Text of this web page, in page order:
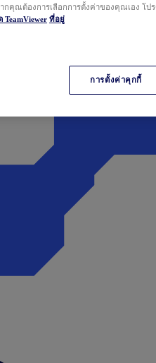
กคุณต้องการเลือกการตั้งค่าของคุณเอง โป
TeamViewer ที่อยู่
การตั้งค่าคุกกี้